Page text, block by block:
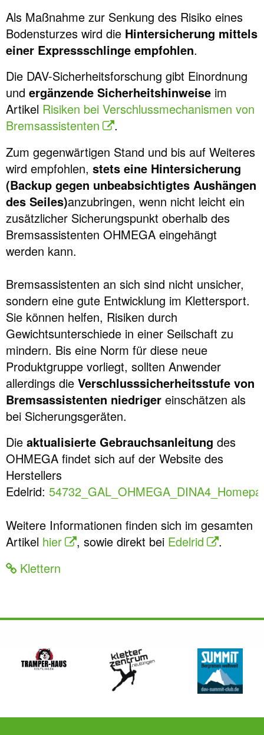
Als Maßnahme zur Senkung des Risiko eines
Bodensturzes wird die Hintersicherung mittels
einer Expressschlinge empfohlen.
Die DAV-Sicherheitsforschung gibt Einordnung
und ergänzende Sicherheitshinweise im
Artikel Risiken bei Verschlussmechanismen von
Bremsassistenten
.
Zum gegenwärtigen Stand und bis auf Weiteres
wird empfohlen, stets eine Hintersicherung
(Backup gegen unbeabsichtigtes Aushängen
des Seiles)anzubringen, wenn nicht leicht ein
zusätzlicher Sicherungspunkt oberhalb des
Bremsassistenten OHMEGA eingehängt
werden kann.
Bremsassistenten an sich sind nicht unsicher,
sondern eine gute Entwicklung im Klettersport.
Sie können helfen, Risiken durch
Gewichtsunterschiede in einer Seilschaft zu
mindern. Bis eine Norm für diese neue
Produktgruppe vorliegt, sollten Anwender
allerdings die Verschlusssicherheitsstufe von
Bremsassistenten niedriger einschätzen als
bei Sicherungsgeräten.
Die aktualisierte Gebrauchsanleitung des
OHMEGA findet sich auf der Website des
Herstellers
Edelrid:
Weitere Informationen finden sich im gesamten
Artikel hier , sowie direkt bei Edelrid
.
Klettern